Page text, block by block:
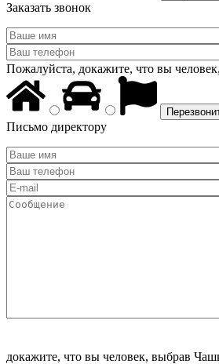
Заказать звонок
Пожалуйста, докажите, что вы
Письмо директору
докажите, что вы человек, выбрав